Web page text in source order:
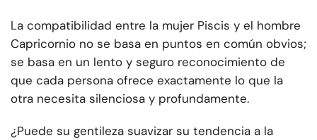
La compatibilidad entre la mujer Piscis y el hombre
Capricornio no se basa en puntos en común obvios;
se basa en un lento y seguro reconocimiento de
que cada persona ofrece exactamente lo que la
otra necesita silenciosa y profundamente.
¿Puede su gentileza suavizar su tendencia a la